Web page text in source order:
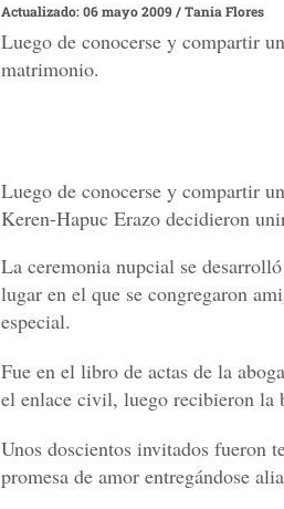
Actualizado: 06 mayo 2009/Tania Flores
Luego de conocerse y compartir
matrimonio.
Luego de conocerse y compartir
Keren-Hapuc Erazo decidieron
La ceremonia nupcial se
lugar en el que se congregaron
especial.
Fue en el libro de actas de la
el enlace civil, luego recibieron la
Unos doscientos invitados fueron
promesa de amor entregándose